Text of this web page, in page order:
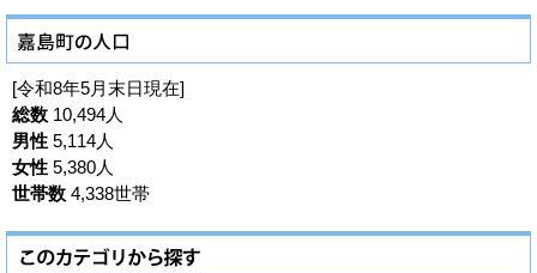
[令和8年5月末日現在]
総数 10,494人
男性 5,114人
女性 5,380人
世帯数 4,338世帯